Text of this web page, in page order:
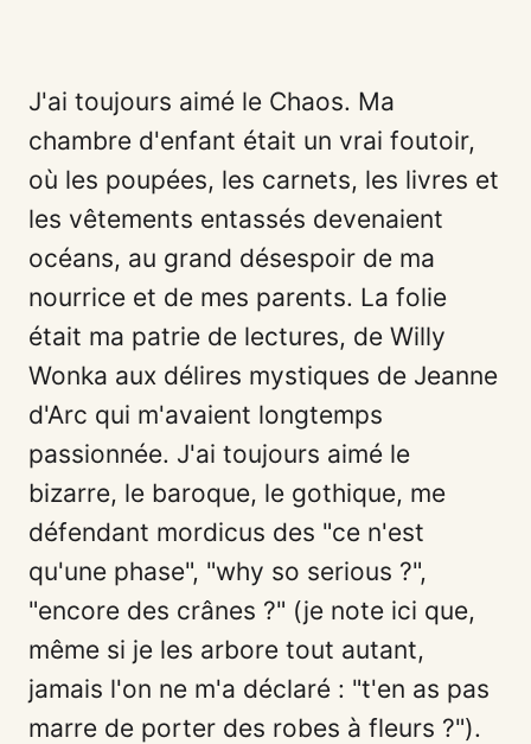
J'ai toujours aimé le Chaos. Ma
chambre d'enfant était un vrai foutoir,
où les poupées, les carnets, les livres et
les vêtements entassés devenaient
océans, au grand désespoir de ma
nourrice et de mes parents. La folie
était ma patrie de lectures, de Willy
Wonka aux délires mystiques de Jeanne
d'Arc qui m'avaient longtemps
passionnée. J'ai toujours aimé le
bizarre, le baroque, le gothique, me
défendant mordicus des "ce n'est
qu'une phase", "why so serious ?",
"encore des crânes ?" (je note ici que,
même si je les arbore tout autant,
jamais l'on ne m'a déclaré : "t'en as pas
marre de porter des robes à fleurs ?").